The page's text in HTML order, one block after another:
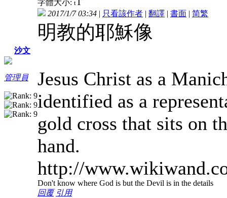
沙文
管理員
字體大小: t
2017/1/7 03:34 | 只看該作者 | 翻譯 | 書面 | 简繁
明教的耶穌像
Jesus Christ as a
identified as a
gold cross that sits on
hand.
http://
Don't know where God is but the Devil is in the details
回覆 引用